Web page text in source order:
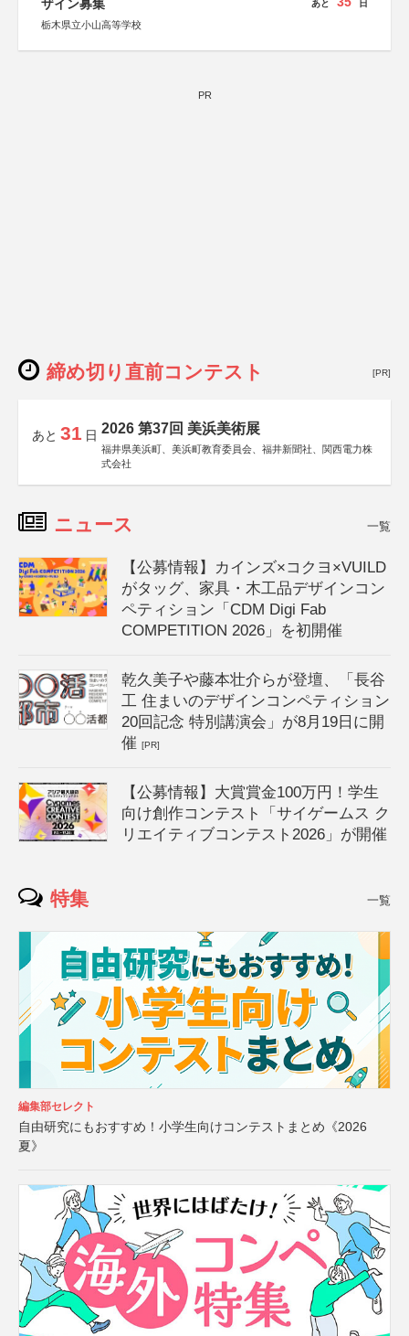
ザイン募集
栃木県立小山高等学校
あと 日
PR
締め切り直前コンテスト [PR]
あと 31 日 2026 第37回 美浜美術展
福井県美浜町、美浜町教育委員会、福井新聞社、関西電力株
式会社
ニュース 一覧
【公募情報】カインズ×コクヨ×VUILD
がタッグ、家具・木工品デザインコン
ペティション「CDM Digi Fab
COMPETITION 2026」を初開催
乾久美子や藤本壮介らが登壇、「長谷
工 住まいのデザインコンペティション
20回記念 特別講演会」が8月19日に開
催[PR]
【公募情報】大賞賞金100万円！学生
向け創作コンテスト「サイゲームス ク
リエイティブコンテスト2026」が開催
特集 一覧
編集部セレクト
自由研究にもおすすめ！小学生向けコンテストまとめ《2026
夏》